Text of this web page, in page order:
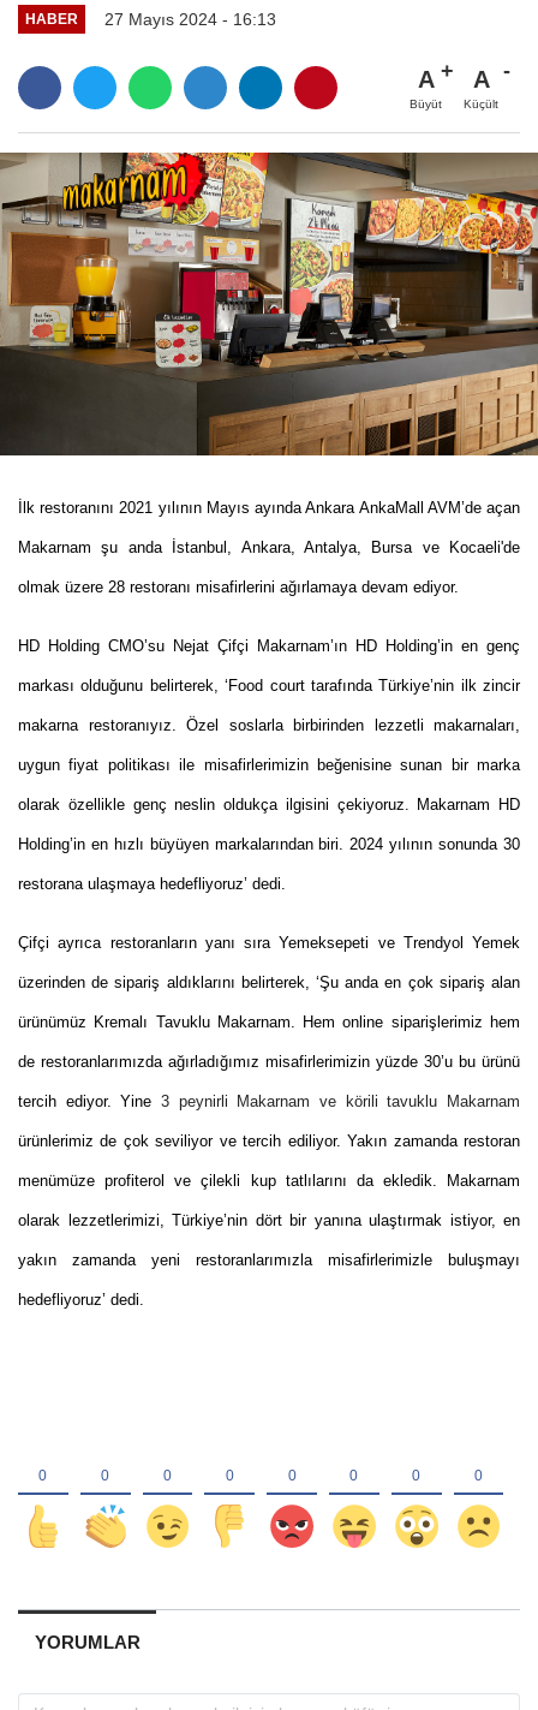
HABER 27 Mayıs 2024 - 16:13
A
Büyüt
A
Küçült
İlk restoranını 2021 yılının Mayıs ayında Ankara AnkaMall AVM’de açan
Makarnam şu anda İstanbul, Ankara, Antalya, Bursa ve Kocaeli'de
olmak üzere 28 restoranı misafirlerini ağırlamaya devam ediyor.
HD Holding CMO’su Nejat Çifçi Makarnam’ın HD Holding’in en genç
markası olduğunu belirterek, ‘Food court tarafında Türkiye’nin ilk zincir
makarna restoranıyız. Özel soslarla birbirinden lezzetli makarnaları,
uygun fiyat politikası ile misafirlerimizin beğenisine sunan bir marka
olarak özellikle genç neslin oldukça ilgisini çekiyoruz. Makarnam HD
Holding’in en hızlı büyüyen markalarından biri. 2024 yılının sonunda 30
restorana ulaşmaya hedefliyoruz’ dedi.
Çifçi ayrıca restoranların yanı sıra Yemeksepeti ve Trendyol Yemek
üzerinden de sipariş aldıklarını belirterek, ‘Şu anda en çok sipariş alan
ürünümüz Kremalı Tavuklu Makarnam. Hem online siparişlerimiz hem
de restoranlarımızda ağırladığımız misafirlerimizin yüzde 30’u bu ürünü
tercih ediyor. Yine 3 peynirli Makarnam ve körili tavuklu Makarnam
ürünlerimiz de çok seviliyor ve tercih ediliyor. Yakın zamanda restoran
menümüze profiterol ve çilekli kup tatlılarını da ekledik. Makarnam
olarak lezzetlerimizi, Türkiye’nin dört bir yanına ulaştırmak istiyor, en
yakın zamanda yeni restoranlarımızla misafirlerimizle buluşmayı
hedefliyoruz’ dedi.
YORUMLAR